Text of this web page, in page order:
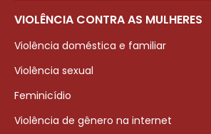
VIOLÊNCIA CONTRA AS MULHERES
Violência doméstica e familiar
Violência sexual
Feminicídio
Violência de gênero na internet